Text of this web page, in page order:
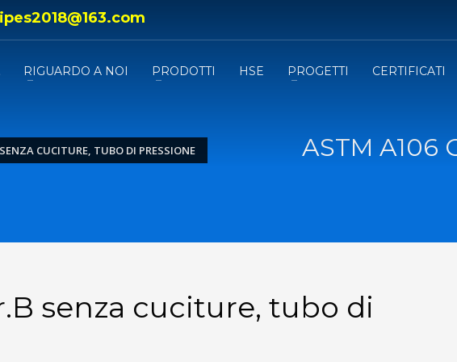
RIGUARDO A NOI PRODOTTI HSE PROGETTI CERTIFICATI
CUCITURE, TUBO DI PRESSIONE ASTM A106
senza cuciture, tubo di